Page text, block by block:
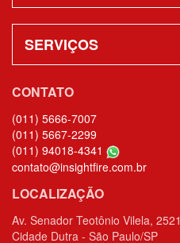
SERVIÇOS
CONTATO
(011) 5666-7007
(011) 5667-2299
(011) 94018-4341
contato@insightfire.com.br
LOCALIZAÇÃO
Av. Senador Teotônio Vilela, 2521
Cidade Dutra - São Paulo/SP